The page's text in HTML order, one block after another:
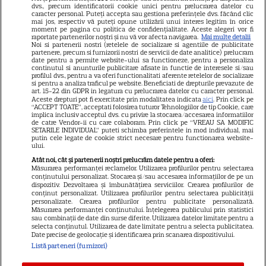
GSP
Știri mondene
Avantaje
Elle
Unica
Retete practice
URMĂREȘTE-NE PE
Copyright2026 Ringier Romania – Toate Drepturile rezervate
dvs., precum identificatorii cookie unici pentru prelucrarea datelor cu
caracter personal. Puteți accepta sau gestiona preferințele dvs. făcând clic
mai jos, respectiv vă puteți opune utilizării unui interes legitim în orice
moment pe pagina cu politica de confidențialitate. Aceste alegeri vor fi
raportate partenerilor noștri și nu vă vor afecta navigarea. Mai multe detalii
Noi si partenerii nostri (retelele de socializare si agentiile de publicitate
partenere, precum si furnizorii nostri de servicii de date analitice) prelucram
date pentru a permite website-ului sa functioneze, pentru a personaliza
continutul si anunturile publicitare afisate in functie de interesele si/sau
profilul dvs., pentru a va oferi functionalitati aferente retelelor de socializare
si pentru a analiza traficul pe website. Beneficiati de drepturile prevazute de
art. 15-22 din GDPR in legatura cu prelucrarea datelor cu caracter personal.
Aceste drepturi pot fi exercitate prin modalitatea indicataaici. Prin click pe
“ACCEPT TOATE”, acceptati folosirea tuturor Tehnologiilor de tip Cookie, care
implica inclusiv acceptul dvs. cu privire la stocarea/accesarea informatiilor
de catre Vendor-ii cu care colaboram. Prin click pe “VREAU SA MODIFIC
SETARILE INDIVIDUAL” puteti schimba preferintele in mod individual, mai
putin cele legate de cookie strict necesare pentru functionarea website-
ului.
Atât noi, cât și partenerii noștri prelucrăm datele pentru a oferi:
Măsurarea performanței reclamelor. Utilizarea profilurilor pentru selectarea
conținutului personalizat. Stocarea și/sau accesarea informațiilor de pe un
dispozitiv. Dezvoltarea și îmbunătățirea serviciilor. Crearea profilurilor de
conținut personalizat. Utilizarea profilurilor pentru selectarea publicității
personalizate. Crearea profilurilor pentru publicitate personalizată.
Măsurarea performanței conținutului. Înțelegerea publicului prin statistici
sau combinații de date din surse diferite. Utilizarea datelor limitate pentru a
selecta conținutul. Utilizarea de date limitate pentru a selecta publicitatea.
Date precise de geolocație și identificarea prin scanarea dispozitivului.
Listă parteneri (furnizori)